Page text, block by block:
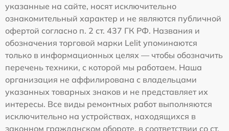
указанные на сайте, носят исключительно
ознакомительный характер и не являются публичной
офертой согласно п. 2 ст. 437 ГК РФ. Названия и
обозначения торговой марки Lelit упоминаются
только в информационных целях — чтобы обозначить
перечень техники, с которой мы работаем. Наша
организация не аффилирована с владельцами
указанных товарных знаков и не представляет их
интересы. Все виды ремонтных работ выполняются
исключительно на устройствах, находящихся в
законном гражданском обороте, в соответствии со ст.